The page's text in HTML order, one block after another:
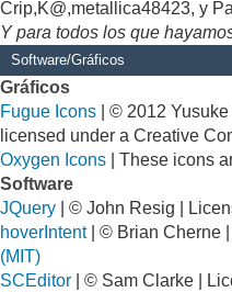
Crip,K@,metallica48423, y
Y para todos los que
Software/Gráficos
Gráficos
Fugue Icons | © 2012
licensed under a Creative
Oxygen Icons | These icons
Software
JQuery | © John Resig |
hoverIntent| © Brian Cherne
(MIT)
SCEditor | © Sam Clarke |